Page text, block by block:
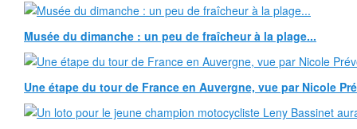
Musée du dimanche : un peu de fraîcheur à la plage...
Une étape du tour de France en Auvergne, vue par Nicole